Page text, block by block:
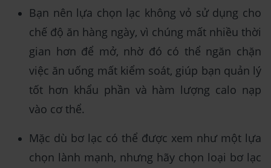
Bạn nên lựa chọn lạc không vỏ sử dụng cho
chế độ ăn hàng ngày, vì chúng mất nhiều thời
gian hơn để mở, nhờ đó có thể ngăn chặn
việc ăn uống mất kiểm soát, giúp bạn quản lý
tốt hơn khẩu phần và hàm lượng calo nạp
vào cơ thể.
Mặc dù bơ lạc có thể được xem như một lựa
chọn lành mạnh, nhưng hãy chọn loại bơ lạc